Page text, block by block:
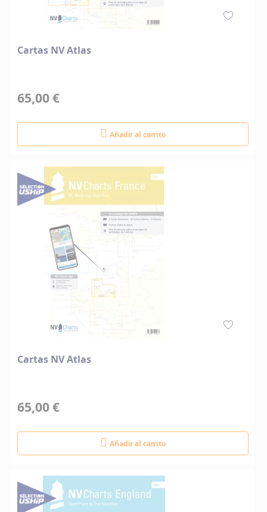
Cartas NV Atlas
65,00 €
Añadir al carrito
Cartas NV Atlas
65,00 €
Añadir al carrito